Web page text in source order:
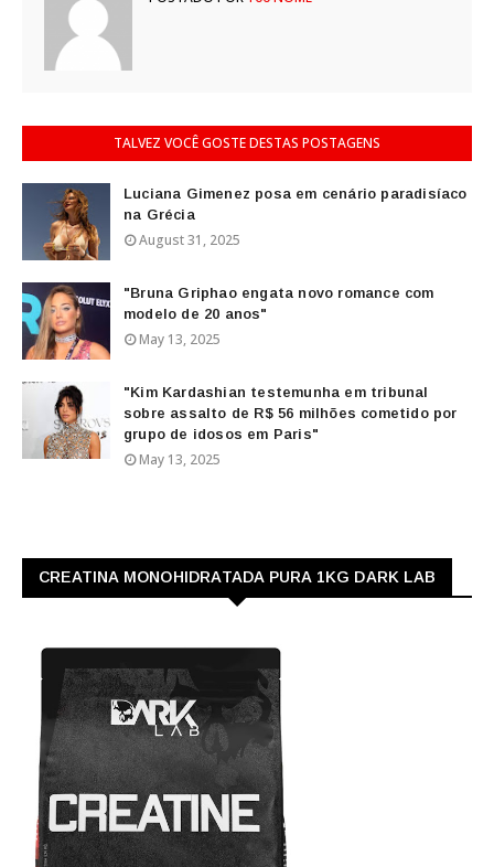
TALVEZ VOCÊ GOSTE DESTAS POSTAGENS
Luciana Gimenez posa em cenário paradisíaco
na Grécia
August 31, 2025
"Bruna Griphao engata novo romance com
modelo de 20 anos"
May 13, 2025
"Kim Kardashian testemunha em tribunal
sobre assalto de R$ 56 milhões cometido por
grupo de idosos em Paris"
May 13, 2025
CREATINA MONOHIDRATADA PURA 1KG DARK LAB